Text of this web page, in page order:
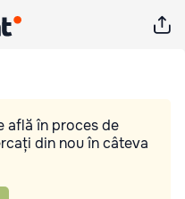
află în proces de
din nou în câteva